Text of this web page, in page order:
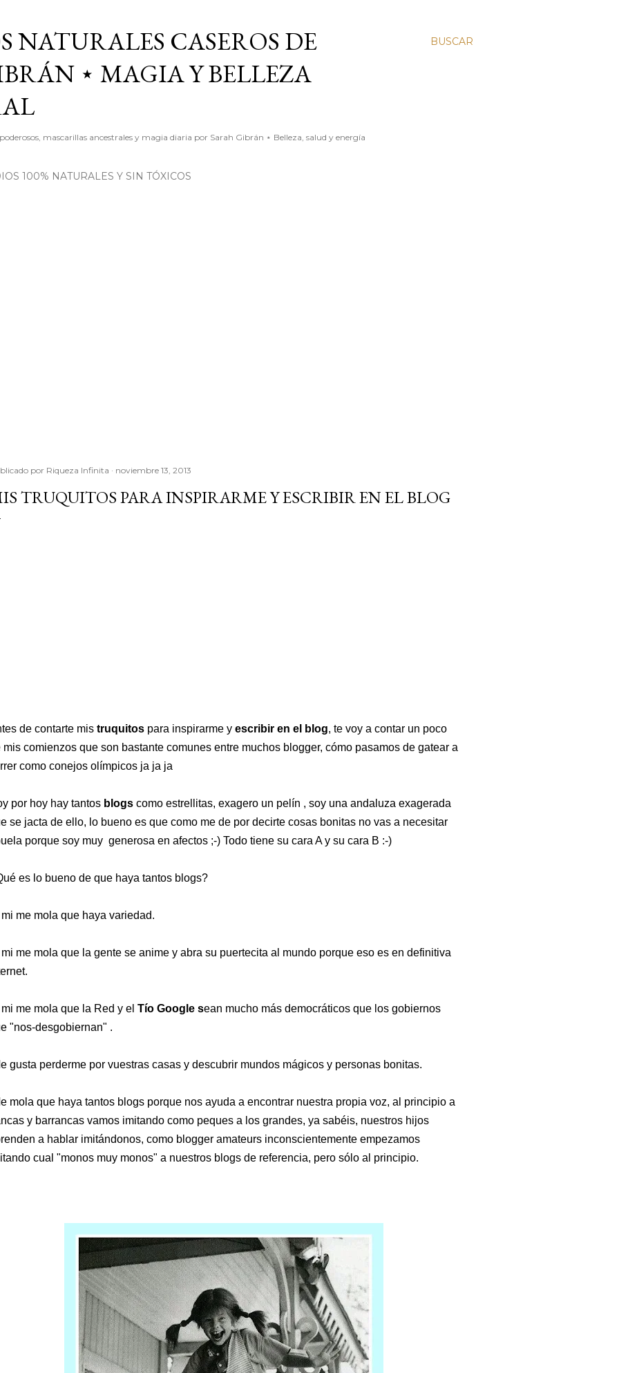
BUSCAR
NATURALES CASEROS DE
⋆ MAGIA Y BELLEZA
mascarillas ancestrales y magia diaria por Sarah Gibrán ⋆ Belleza, salud y energía
100% NATURALES Y SIN TÓXICOS
por Riqueza Infinita noviembre 13, 2013
TRUQUITOS PARA INSPIRARME Y ESCRIBIR EN EL BLOG
de contarte mis truquitos para inspirarme y escribir en el blog, te voy a contar un poco
mis comienzos que son bastante comunes entre muchos blogger, cómo pasamos de gatear a
como conejos olímpicos ja ja ja
por hoy hay tantos blogs como estrellitas, exagero un pelín , soy una andaluza exagerada
se jacta de ello, lo bueno es que como me de por decirte cosas bonitas no vas a necesitar
porque soy muy generosa en afectos ;-) Todo tiene su cara A y su cara B :-)
es lo bueno de que haya tantos blogs?
mi me mola que haya variedad.
mi me mola que la gente se anime y abra su puertecita al mundo porque eso es en definitiva
me mola que la Red y el Tío Google sean mucho más democráticos que los gobiernos
"nos-desgobiernan" .
gusta perderme por vuestras casas y descubrir mundos mágicos y personas bonitas.
mola que haya tantos blogs porque nos ayuda a encontrar nuestra propia voz, al principio a
y barrancas vamos imitando como peques a los grandes, ya sabéis, nuestros hijos
a hablar imitándonos, como blogger amateurs inconscientemente empezamos
cual "monos muy monos" a nuestros blogs de referencia, pero sólo al principio.